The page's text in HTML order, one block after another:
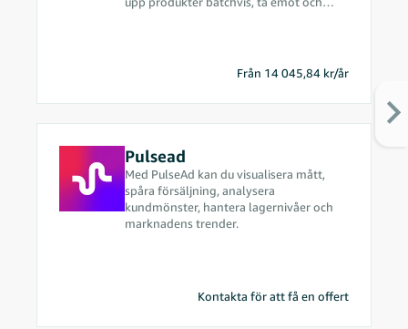
snabbare, göra hela verksamheten mer
affärsprocesser.
Från 14 045,84 kr/år
Pulsead
Med PulseAd kan du visualisera mått,
spåra försäljning, analysera
kundmönster, hantera lagernivåer och
marknadens trender.
Kontakta för att få en offert